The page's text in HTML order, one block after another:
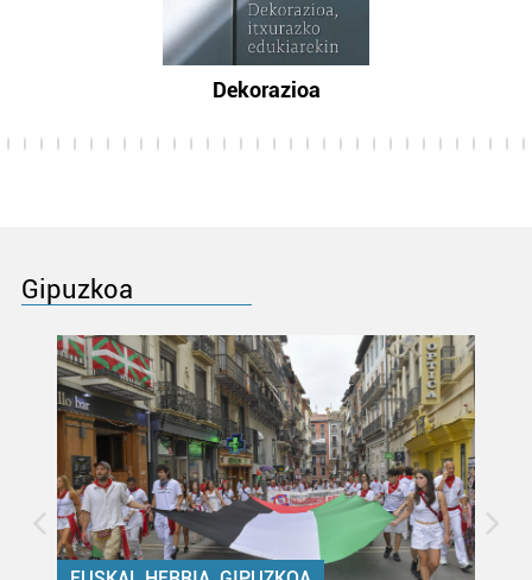
Dekorazioa
Gipuzkoa